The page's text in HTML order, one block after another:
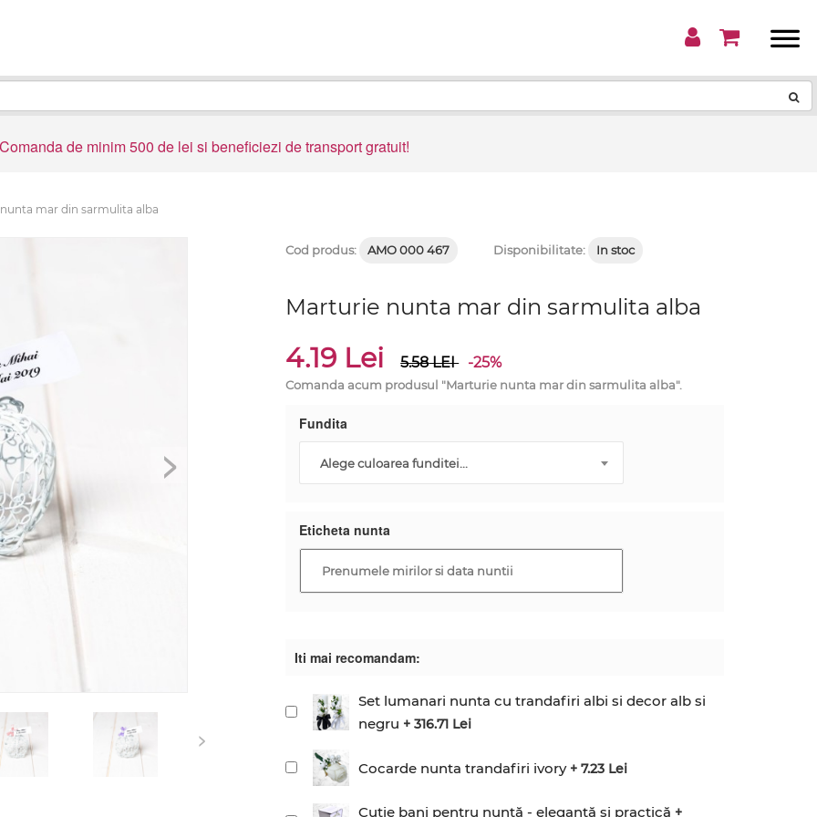
Comanda de minim 500 de lei si beneficiezi de transport gratuit!
mar din sarmulita alba
>
>
Cod produs: AMO 000 467 Disponibilitate: In stoc
Marturie nunta mar din sarmulita alba
4.19 Lei 5.58LEI -25%
Comanda acum produsul "Marturie nunta mar din sarmulita alba".
Fundita
Alege culoarea funditei...
Eticheta nunta
Iti mai recomandam:
Set lumanari nunta cu trandafiri albi si decor alb si
negru + 316.71 Lei
Cocarde nunta trandafiri ivory+ 7.23 Lei
Cutie bani pentru nuntă - elegantă și practică +